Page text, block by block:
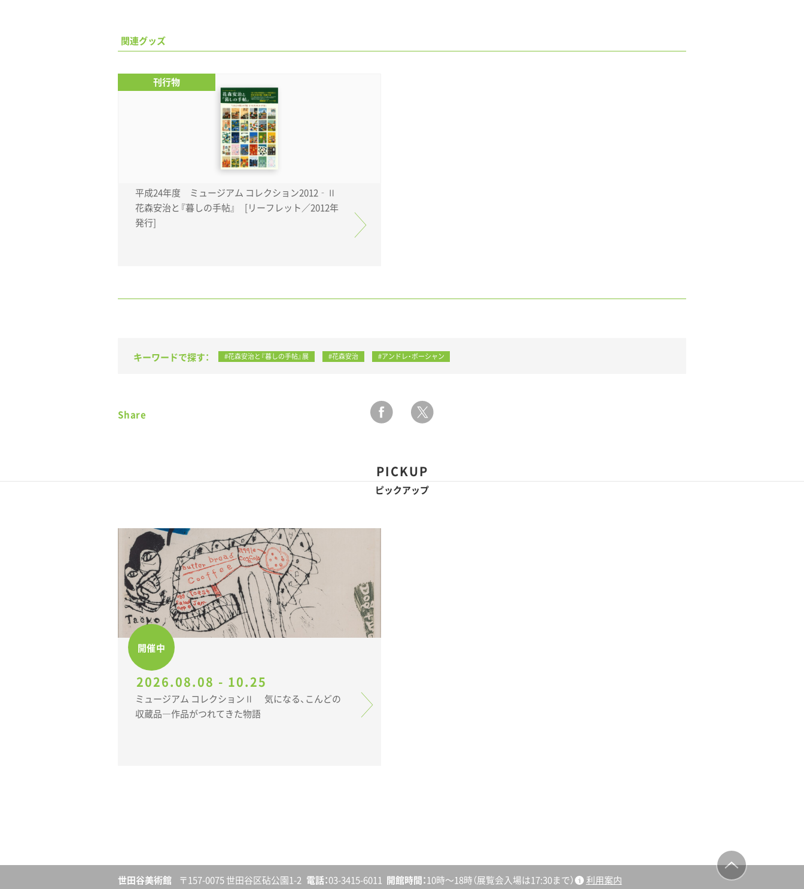
関連グッズ
刊行物
平成24年度 ミュージアム コレクション2012‐Ⅱ
花森安治と『暮しの手帖』 [リーフレット／2012年
発行]
キーワードで探す： #花森安治と『暮しの手帖』展 #花森安治 #アンドレ・ボーシャン
Share
PICKUP
ピックアップ
開催中
2026.08.08 - 10.25
ミュージアム コレクションⅡ 気になる、こんどの
収蔵品―作品がつれてきた物語
世田谷美術館 〒157-0075 世田谷区砧公園1-2 電話 03-3415-6011 開館時間 10時〜18時 （展覧会入場は17:30まで） 利用案内